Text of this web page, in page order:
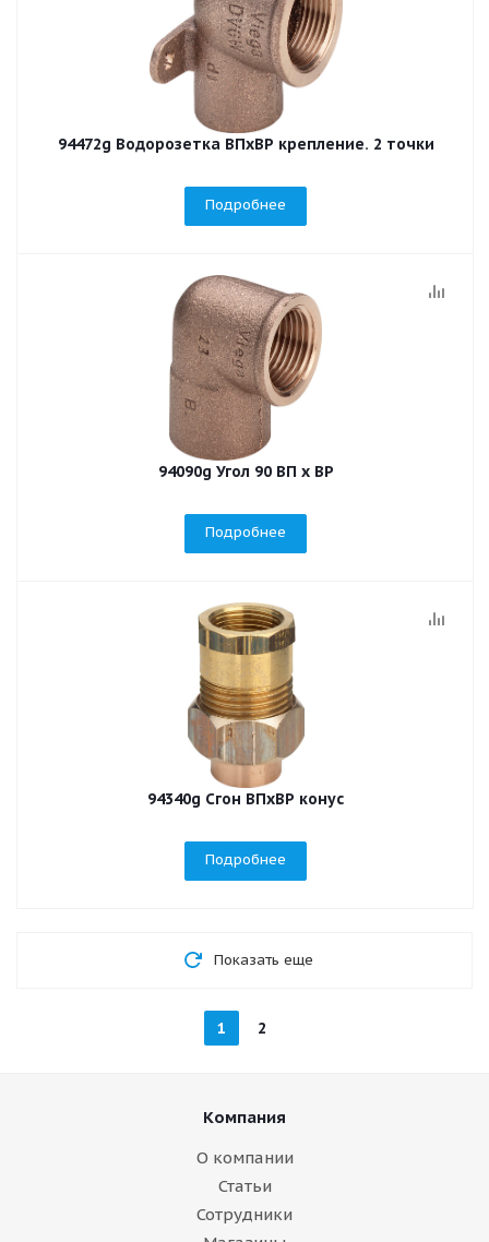
94472g Водорозетка ВПхВР крепление. 2 точки
Подробнее
94090g Угол 90 ВП х ВР
Подробнее
94340g Сгон ВПхВР конус
Подробнее
Показать еще
1 2
Компания
О компании
Статьи
Сотрудники